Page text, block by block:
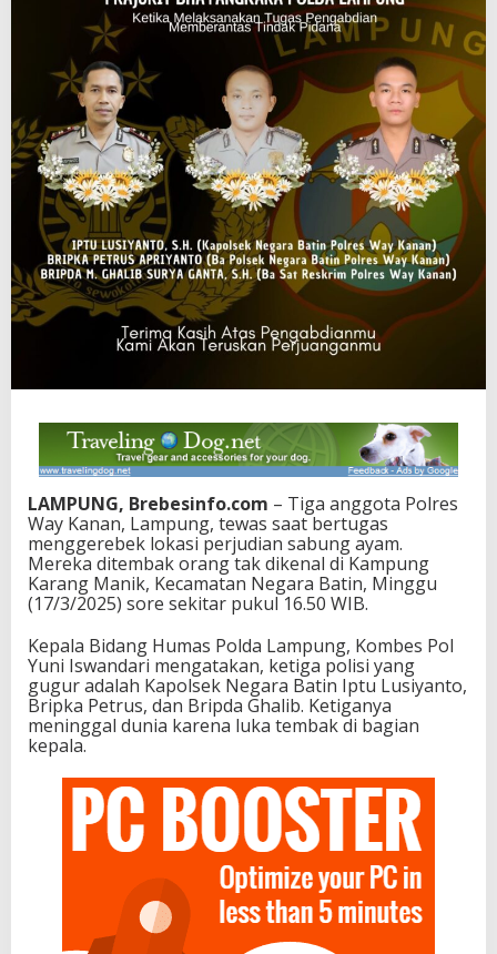
LAMPUNG, Brebesinfo.com – Tiga anggota Polres
Way Kanan, Lampung, tewas saat bertugas
menggerebek lokasi perjudian sabung ayam.
Mereka ditembak orang tak dikenal di Kampung
Karang Manik, Kecamatan Negara Batin, Minggu
(17/3/2025) sore sekitar pukul 16.50 WIB.
Kepala Bidang Humas Polda Lampung, Kombes Pol
Yuni Iswandari mengatakan, ketiga polisi yang
gugur adalah Kapolsek Negara Batin Iptu Lusiyanto,
Bripka Petrus, dan Bripda Ghalib. Ketiganya
meninggal dunia karena luka tembak di bagian
kepala.